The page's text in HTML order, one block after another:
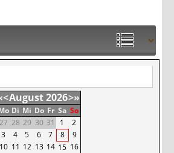
<August2026>»
Di Mi Do Fr Sa So
27 28 29 30 31 1
2
3
4 5 6 7 8
9
10 11 12 13 14 15 16